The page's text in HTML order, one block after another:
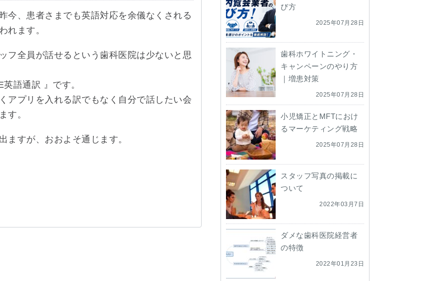
今、患者さまでも英語対応を余儀なくされる
れます。
フ全員が話せるという歯科医院は少ないと思
語通訳 』です。
アプリを入れる訳でもなく自分で話したい会
す。
ますが、おおよそ通じます。
び方
2025年07月28日
歯科ホワイトニング・
キャンペーンのやり方
｜増患対策
2025年07月28日
小児矯正とMFTにおけ
るマーケティング戦略
2025年07月28日
スタッフ写真の掲載に
ついて
2022年03月7日
ダメな歯科医院経営者
の特徴
2022年01月23日